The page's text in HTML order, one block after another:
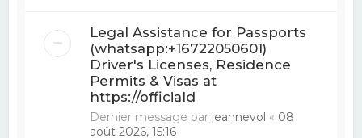
Legal Assistance for Passports
(whatsapp:+16722050601)
Driver's Licenses, Residence
Permits & Visas at
https://officiald
Dernier message par jeannevol « 08
août 2026, 15:16